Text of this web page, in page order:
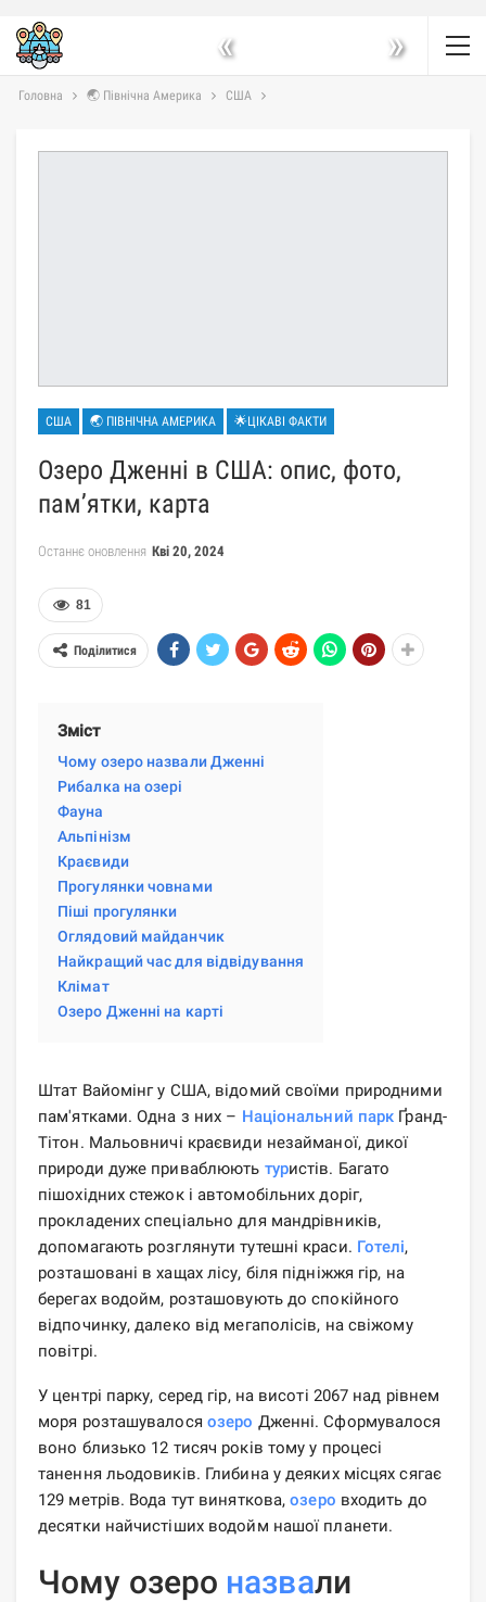
« »
Головна 🌏 Північна Америка США
США 🌏 ПІВНІЧНА АМЕРИКА 🌟ЦІКАВІ ФАКТИ
Озеро Дженні в США: опис, фото,
пам’ятки, карта
Останнє оновлення Кві 20, 2024
81
Поділитися
Зміст
Чому озеро назвали Дженні
Рибалка на озері
Фауна
Альпінізм
Краєвиди
Прогулянки човнами
Піші прогулянки
Оглядовий майданчик
Найкращий час для відвідування
Клімат
Озеро Дженні на карті
Штат Вайомінг у США, відомий своїми природними
пам'ятками. Одна з них – Національний парк Ґранд-
Тітон. Мальовничі краєвиди незайманої, дикої
природи дуже приваблюють туристів. Багато
пішохідних стежок і автомобільних доріг,
прокладених спеціально для мандрівників,
допомагають розглянути тутешні краси. Готелі,
розташовані в хащах лісу, біля підніжжя гір, на
берегах водойм, розташовують до спокійного
відпочинку, далеко від мегаполісів, на свіжому
повітрі.
У центрі парку, серед гір, на висоті 2067 над рівнем
моря розташувалося озеро Дженні. Сформувалося
воно близько 12 тисяч років тому у процесі
танення льодовиків. Глибина у деяких місцях сягає
129 метрів. Вода тут виняткова,озеро входить до
десятки найчистіших водойм нашої планети.
Чому озеро назвали